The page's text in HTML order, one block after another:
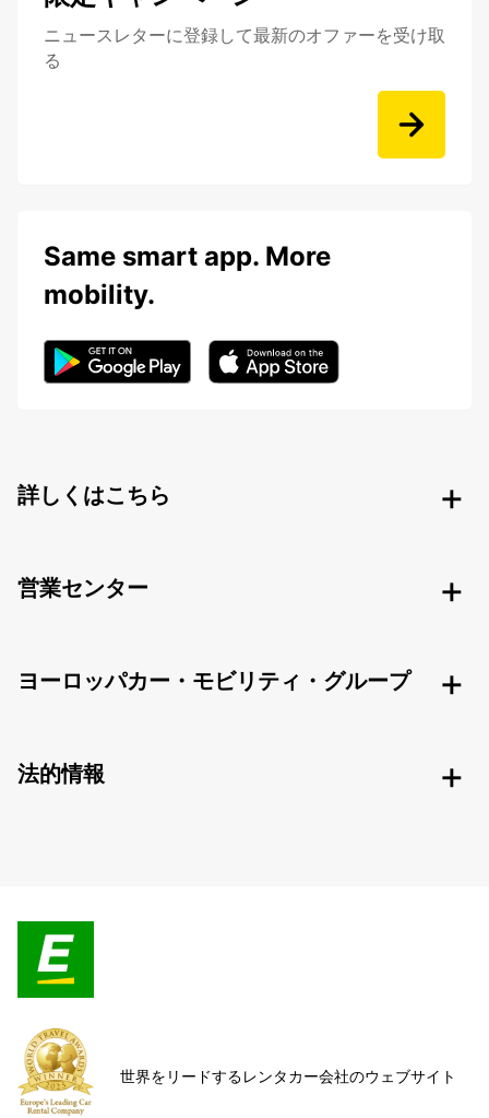
ニュースレターに登録して最新のオファーを受け取
る
Same smart app. More
mobility.
詳しくはこちら
営業センター
ヨーロッパカー・モビリティ・グループ
法的情報
世界をリードするレンタカー会社のウェブサイト